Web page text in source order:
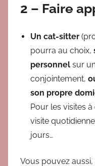
2 – Faire
Un cat-sitter
pourra au choix,
personnel sur
conjointement,
son propre
Pour les visites
visite
jours…
Vous pouvez